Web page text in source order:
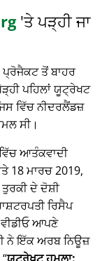
'ਤੇ ਪੜ੍ਹੀ ਜਾ
ਤੋਂ ਬਾਹਰ
ਪਹਿਲਾਂ ਯੂਟ੍ਰੇਖਟ
ਵਿੱਚ ਨੀਦਰਲੈਂਡਜ਼
ਸੀ।
ਆਤੰਕਵਾਦੀ
18 ਮਾਰਚ 2019,
ਦੇ ਦੋਸ਼ੀ
ਰਿਸੈਪ
ਆਪਣੇ
ਨੇ ਇੱਕ ਅਰਬ ਨਿਊਜ਼